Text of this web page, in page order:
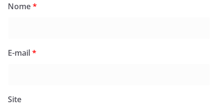
Nome*
E-mail*
Site